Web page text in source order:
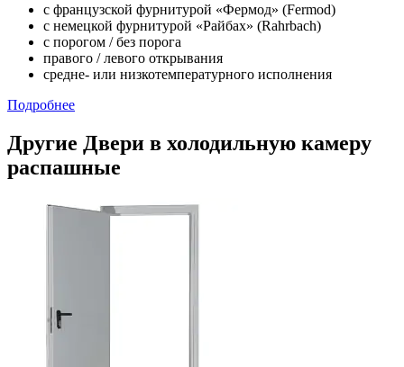
с французской фурнитурой «Фермод» (Fermod)
c немецкой фурнитурой «Райбах» (Rahrbach)
с порогом / без порога
правого / левого открывания
средне- или низкотемпературного исполнения
Подробнее
Другие Двери в холодильную камеру
распашные